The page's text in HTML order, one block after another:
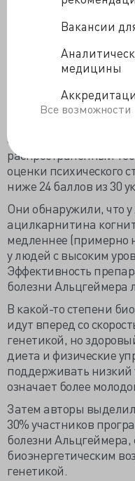
Вакансии
медицины
Все возможности
ацилкарнитинах, —
человека по
Более высокий
более высоким
прогрессированием
способностей и
снижение когнитивных
распространенный
оценки психического
ниже 24 баллов из 30
Они обнаружили, что
ацилкарнитина
медленнее (примерно
у людей с высоким
Эффективность
болезни Альцгеймера
В какой-то степени
идут вперед со
генетикой, но
диета и физические
поддерживать низкий
означает более
Затем авторы
30% участников
болезни
биоэнергетическим
генетикой.